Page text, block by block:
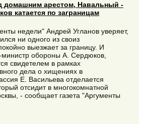
домашним арестом, Навальный -
катается по заграницам
недели" Андрей Угланов уверяет,
ни одного из своиз
выезжает за границу. И
министр обороны А. Сердюков,
свидетелем в рамках
дела о хищениях в
Е. Васильева отделается
отсидит в многокомнатной
- сообщает газета "Аргументы